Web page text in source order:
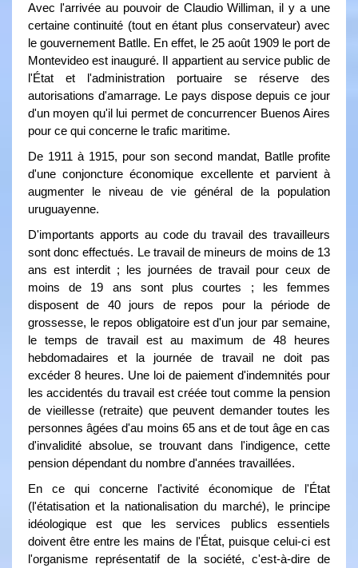
Avec l'arrivée au pouvoir de Claudio Williman, il y a une
certaine continuité (tout en étant plus conservateur) avec
le gouvernement Batlle. En effet, le 25 août 1909 le port de
Montevideo est inauguré. Il appartient au service public de
l'État et l'administration portuaire se réserve des
autorisations d'amarrage. Le pays dispose depuis ce jour
d'un moyen qu'il lui permet de concurrencer Buenos Aires
pour ce qui concerne le trafic maritime.
De 1911 à 1915, pour son second mandat, Batlle profite
d'une conjoncture économique excellente et parvient à
augmenter le niveau de vie général de la population
uruguayenne.
D'importants apports au code du travail des travailleurs
sont donc effectués. Le travail de mineurs de moins de 13
ans est interdit ; les journées de travail pour ceux de
moins de 19 ans sont plus courtes ; les femmes
disposent de 40 jours de repos pour la période de
grossesse, le repos obligatoire est d'un jour par semaine,
le temps de travail est au maximum de 48 heures
hebdomadaires et la journée de travail ne doit pas
excéder 8 heures. Une loi de paiement d'indemnités pour
les accidentés du travail est créée tout comme la pension
de vieillesse (retraite) que peuvent demander toutes les
personnes âgées d'au moins 65 ans et de tout âge en cas
d'invalidité absolue, se trouvant dans l'indigence, cette
pension dépendant du nombre d'années travaillées.
En ce qui concerne l'activité économique de l'État
(l'étatisation et la nationalisation du marché), le principe
idéologique est que les services publics essentiels
doivent être entre les mains de l'État, puisque celui-ci est
l'organisme représentatif de la société, c'est-à-dire de